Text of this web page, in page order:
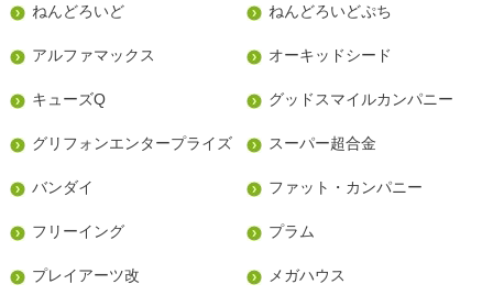
ねんどろいど ねんどろいどぷち
アルファマックス オーキッドシード
キューズQ グッドスマイルカンパニー
グリフォンエンタープライズ スーパー超合金
バンダイ ファット・カンパニー
フリーイング プラム
プレイアーツ改 メガハウス